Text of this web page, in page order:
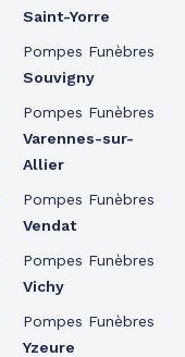
Saint-Yorre
Pompes Funèbres
Souvigny
Pompes Funèbres
Varennes-sur-
Allier
Pompes Funèbres
Vendat
Pompes Funèbres
Vichy
Pompes Funèbres
Yzeure